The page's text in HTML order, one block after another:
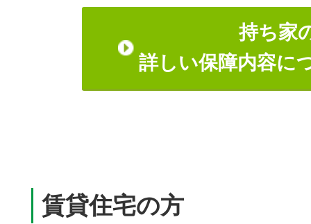
持ち家
詳しい保障内容に
賃貸住宅の方